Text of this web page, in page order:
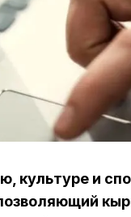
культуре и